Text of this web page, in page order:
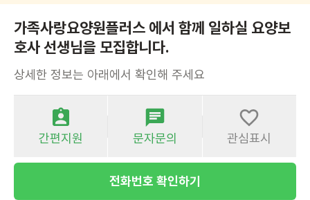
가족사랑요양원플러스 에서 함께 일하실 요양보
호사 선생님을 모집합니다.
상세한 정보는 아래에서 확인해 주세요
간편지원 문자문의 관심표시
전화번호 확인하기